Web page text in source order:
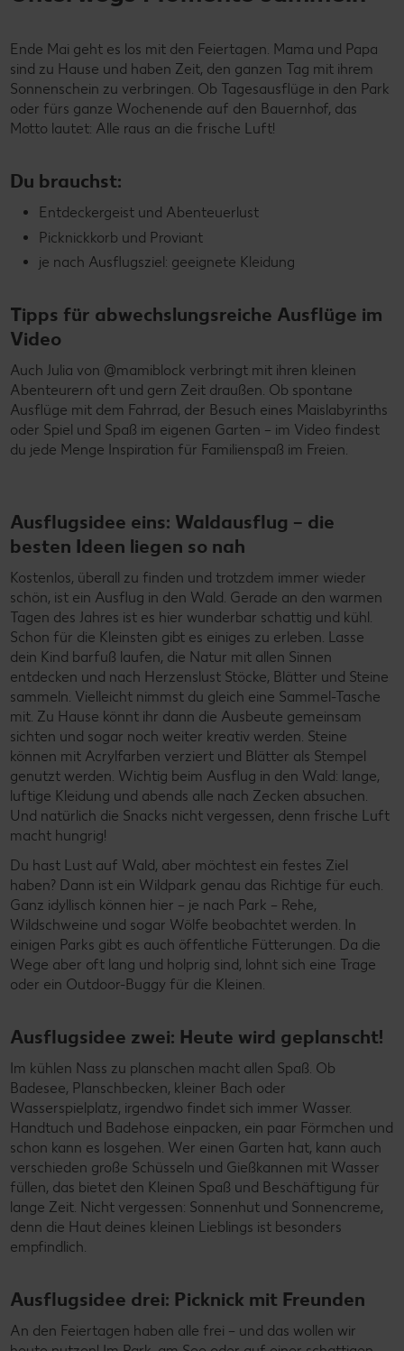
Ende Mai geht es los mit den Feiertagen. Mama und Papa
sind zu Hause und haben Zeit, den ganzen Tag mit ihrem
Sonnenschein zu verbringen. Ob Tagesausflüge in den Park
oder fürs ganze Wochenende auf den Bauernhof, das
Motto lautet: Alle raus an die frische Luft!
Du brauchst:
Entdeckergeist und Abenteuerlust
Picknickkorb und Proviant
je nach Ausflugsziel: geeignete Kleidung
Tipps für abwechslungsreiche Ausflüge im
Video
Auch Julia von @mamiblock verbringt mit ihren kleinen
Abenteurern oft und gern Zeit draußen. Ob spontane
Ausflüge mit dem Fahrrad, der Besuch eines Maislabyrinths
oder Spiel und Spaß im eigenen Garten – im Video findest
du jede Menge Inspiration für Familienspaß im Freien.
Ausflugsidee eins: Waldausflug – die
besten Ideen liegen so nah
Kostenlos, überall zu finden und trotzdem immer wieder
schön, ist ein Ausflug in den Wald. Gerade an den warmen
Tagen des Jahres ist es hier wunderbar schattig und kühl.
Schon für die Kleinsten gibt es einiges zu erleben. Lasse
dein Kind barfuß laufen, die Natur mit allen Sinnen
entdecken und nach Herzenslust Stöcke, Blätter und Steine
sammeln. Vielleicht nimmst du gleich eine Sammel-Tasche
mit. Zu Hause könnt ihr dann die Ausbeute gemeinsam
sichten und sogar noch weiter kreativ werden. Steine
können mit Acrylfarben verziert und Blätter als Stempel
genutzt werden. Wichtig beim Ausflug in den Wald: lange,
luftige Kleidung und abends alle nach Zecken absuchen.
Und natürlich die Snacks nicht vergessen, denn frische Luft
macht hungrig!
Du hast Lust auf Wald, aber möchtest ein festes Ziel
haben? Dann ist ein Wildpark genau das Richtige für euch.
Ganz idyllisch können hier – je nach Park – Rehe,
Wildschweine und sogar Wölfe beobachtet werden. In
einigen Parks gibt es auch öffentliche Fütterungen. Da die
Wege aber oft lang und holprig sind, lohnt sich eine Trage
oder ein Outdoor-Buggy für die Kleinen.
Ausflugsidee zwei: Heute wird geplanscht!
Im kühlen Nass zu planschen macht allen Spaß. Ob
Badesee, Planschbecken, kleiner Bach oder
Wasserspielplatz, irgendwo findet sich immer Wasser.
Handtuch und Badehose einpacken, ein paar Förmchen und
schon kann es losgehen. Wer einen Garten hat, kann auch
verschieden große Schüsseln und Gießkannen mit Wasser
füllen, das bietet den Kleinen Spaß und Beschäftigung für
lange Zeit. Nicht vergessen: Sonnenhut und Sonnencreme,
denn die Haut deines kleinen Lieblings ist besonders
empfindlich.
Ausflugsidee drei: Picknick mit Freunden
An den Feiertagen haben alle frei – und das wollen wir